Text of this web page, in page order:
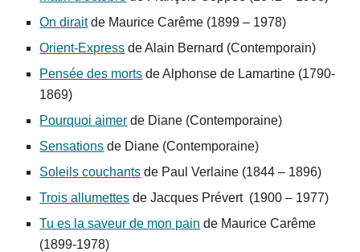
On diraitde Maurice Carême (1899 – 1978)
Orient-Express de Alain Bernard (Contemporain)
Pensée des morts de Alphonse de Lamartine (1790-
1869)
Pourquoi aimer de Diane (Contemporaine)
Sensations de Diane (Contemporaine)
Soleils couchants de Paul Verlaine (1844 – 1896)
Trois allumettes de Jacques Prévert (1900 – 1977)
Tu es la saveur de mon pain de Maurice Carême
(1899-1978)